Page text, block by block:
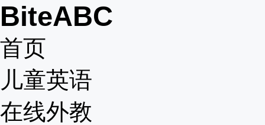
BiteABC
首页
儿童英语
在线外教